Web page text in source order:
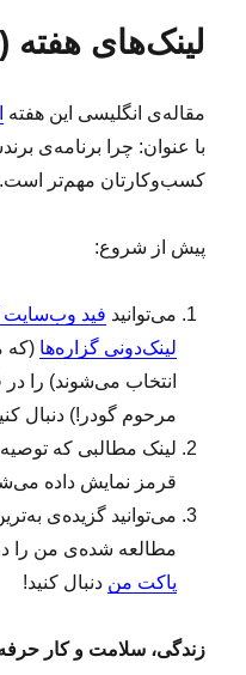
ر
ب‌
ل
ه
ی
(
۰
)
لینک‌های هفته
مقاله‌ی انگلیسی این هفته
با عنوان: چرا برنامه‌ی
کسب‌وکارتان مهم‌تر است.
پیش از شروع:
می‌توانید فید وب‌سایت
لینک‌دونی گزاره‌ها (که
انتخاب می‌شوند) را در
مرحوم گودر!) دنبال
لینک‌ مطالبی که توصیه
قرمز نمایش داده
می‌توانید گزیده‌ی
مطالعه‌ شده‌ی من را
پاکت من دنبال کنید!
زندگی، سلامت و کار